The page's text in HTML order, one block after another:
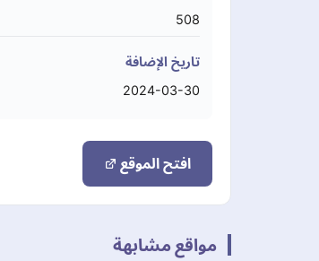
508
تاريخ الإضافة
2024-03-30
افتح الموقع
مواقع مشابهة